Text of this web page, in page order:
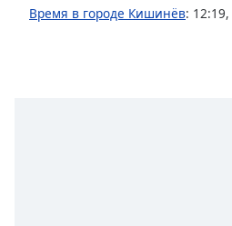
FontВремя в городе Кишинёв: 12:19,